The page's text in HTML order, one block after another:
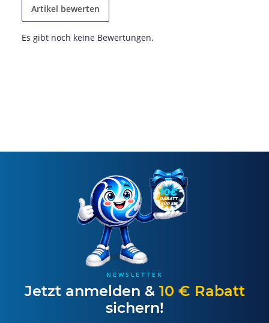
Artikel bewerten
Es gibt noch keine Bewertungen.
NEWSLETTER
Jetzt anmelden & 10 € Rabatt
sichern!